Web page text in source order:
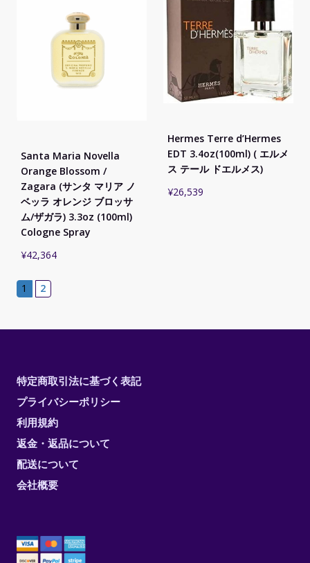
Santa Maria Novella
Orange Blossom /
Zagara (サンタ マリア ノ
ベッラ オレンジ ブロッサ
ム/ザガラ) 3.3oz (100ml)
Cologne Spray
¥42,364
Hermes Terre d’Hermes
EDT 3.4oz(100ml) ( エルメ
ス テール ドエルメス)
¥26,539
1 2
特定商取引法に基づく表記
プライバシーポリシー
利用規約
返金・返品について
配送について
会社概要